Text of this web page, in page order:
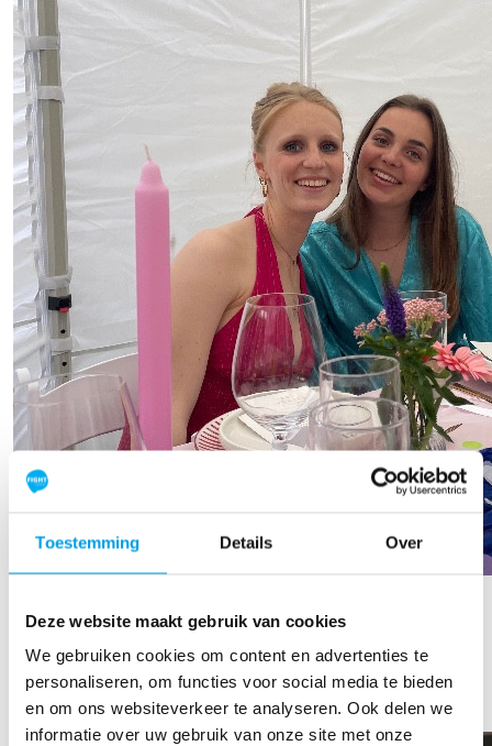
Toestemming Details Over
Deze website maakt gebruik van cookies
We gebruiken cookies om content en advertenties te
personaliseren, om functies voor social media te bieden
en om ons websiteverkeer te analyseren. Ook delen we
informatie over uw gebruik van onze site met onze
Raised so far
€403